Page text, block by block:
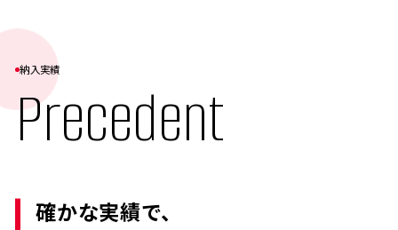
納入実績
Precedent
確かな実績で、